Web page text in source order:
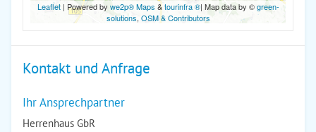
Leaflet| Powered by we2p® Maps &tourinfra ®| Map data by ©green-
solutions, OSM & Contributors
Kontakt und Anfrage
Ihr Ansprechpartner
Herrenhaus GbR